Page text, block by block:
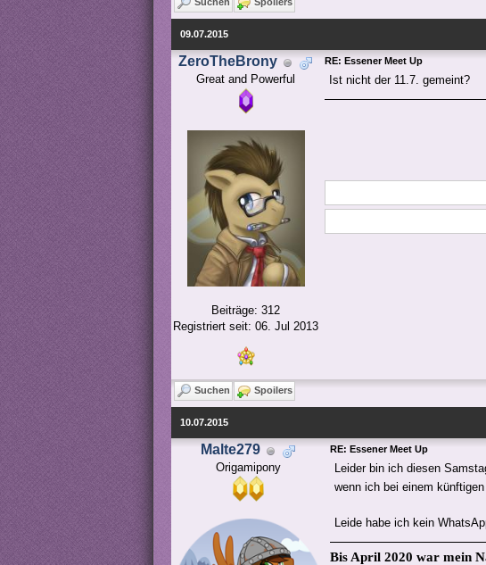
09.07.2015
ZeroTheBrony
Great and Powerful
Beiträge: 312
Registriert seit: 06. Jul 2013
RE: Essener Meet Up
Ist nicht der 11.7. gemeint?
Suchen Spoilers
10.07.2015
Malte279
Origamipony
RE: Essener Meet Up
Leider bin ich diesen
wenn ich bei einem
Leide habe ich kein
Bis April 2020 war mein